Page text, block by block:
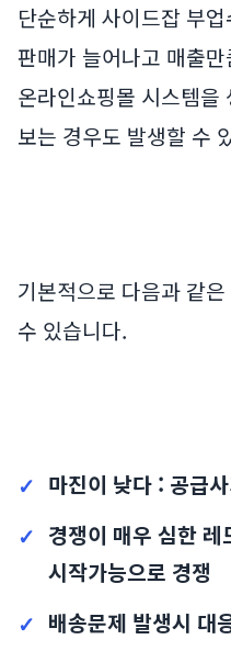
단순하게 사이드잡 부
판매가 늘어나고 매출
온라인쇼핑몰 시스템을
보는 경우도 발생할 수
기본적으로 다음과 같
수 있습니다.
마진이 낮다 : 공급
경쟁이 매우 심한
시작가능으로 경쟁
배송문제 발생시 대